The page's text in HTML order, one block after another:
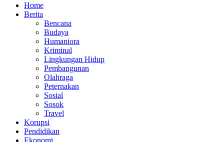
Home
Berita
Bencana
Budaya
Humaniora
Kriminal
Lingkungan Hidup
Pembangunan
Olahraga
Peternakan
Sosial
Sosok
Travel
Korupsi
Pendidikan
Ekonomi